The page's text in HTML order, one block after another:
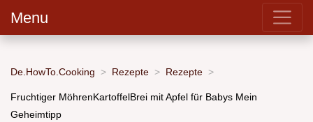
Menu
De.HowTo.Cooking Rezepte Rezepte
Fruchtiger MöhrenKartoffelBrei mit Apfel für Babys Mein
Geheimtipp